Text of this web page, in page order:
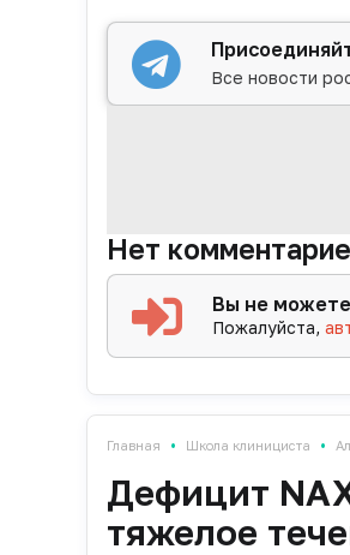
Все новости
Нет
Вы не
Пожалуйста,
Главная • Школа клинициста •
Дефицит
тяжелое